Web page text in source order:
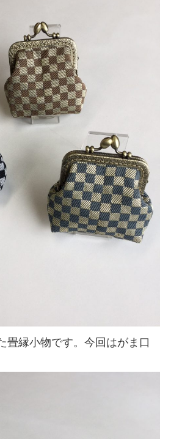
畳縁小物です。今回はがま口